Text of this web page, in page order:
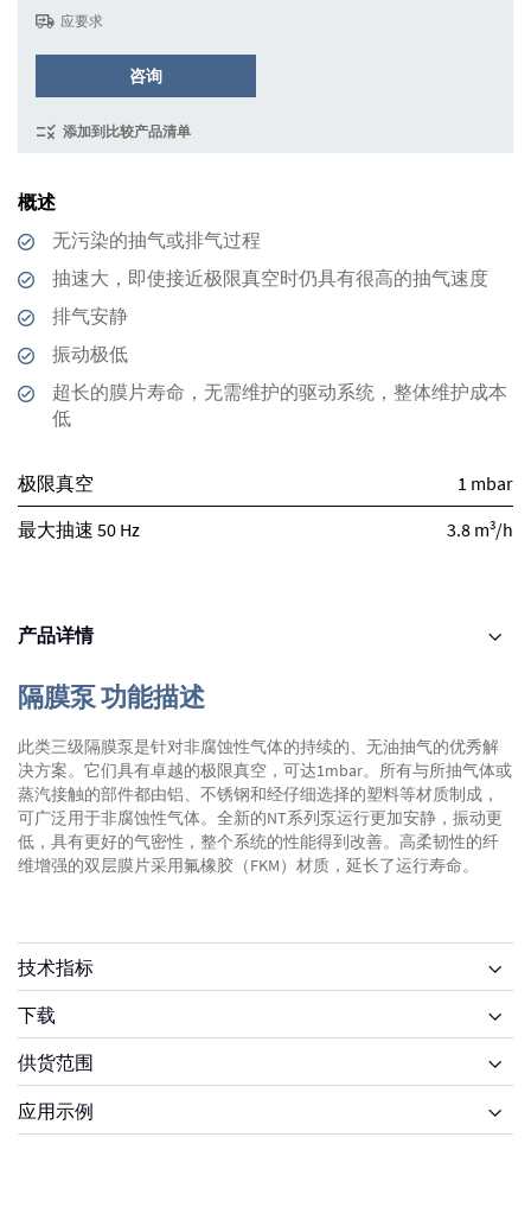
概述
无污染的抽气或排气过程
抽速大，即使接近极限真空时仍具有很高的抽气速度
排气安静
振动极低
超长的膜片寿命，无需维护的驱动系统，整体维护成本
低
极限真空
1 mbar
最大抽速 50 Hz
3.8 m3/h
应要求
咨询
添加到比较产品清单
产品详情
隔膜泵 功能描述
此类三级隔膜泵是针对非腐蚀性气体的持续的、无油抽气的优秀解
决方案。它们具有卓越的极限真空，可达1mbar。所有与所抽气体或
蒸汽接触的部件都由铝、不锈钢和经仔细选择的塑料等材质制成，
可广泛用于非腐蚀性气体。全新的NT系列泵运行更加安静，振动更
低，具有更好的气密性，整个系统的性能得到改善。高柔韧性的纤
维增强的双层膜片采用氟橡胶（FKM）材质，延长了运行寿命。
技术指标
下载
供货范围
应用示例